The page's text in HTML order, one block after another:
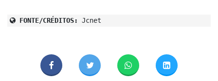
FONTE/CRÉDITOS: Jcnet